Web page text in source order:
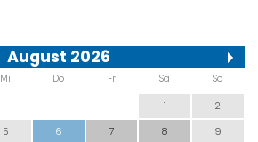
August 2026
Mi Do Fr Sa So
1
2
5 6 7 8
9